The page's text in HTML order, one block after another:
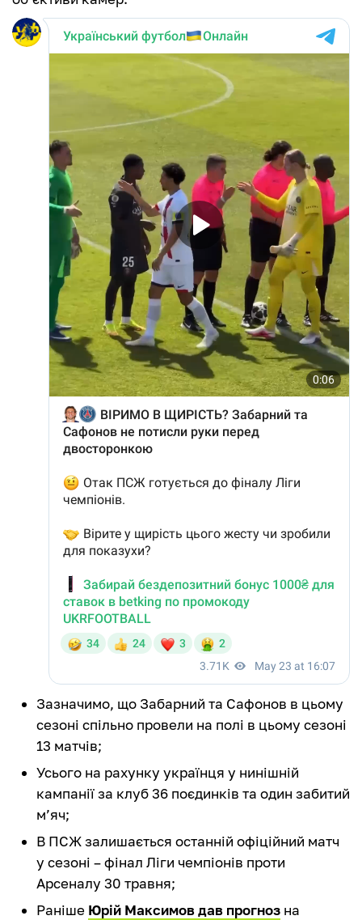
Зазначимо, що Забарний та Сафонов в цьому
сезоні спільно провели на полі в цьому сезоні
13 матчів;
Усього на рахунку українця у нинішній
кампанії за клуб 36 поєдинків та один забитий
м’яч;
В ПСЖ залишається останній офіційний матч
у сезоні – фінал Ліги чемпіонів проти
Арсеналу 30 травня;
Раніше Юрій Максимов дав прогноз на